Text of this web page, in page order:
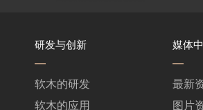
研发与创新
软木的研发
软木的应用
媒体
最新
图片